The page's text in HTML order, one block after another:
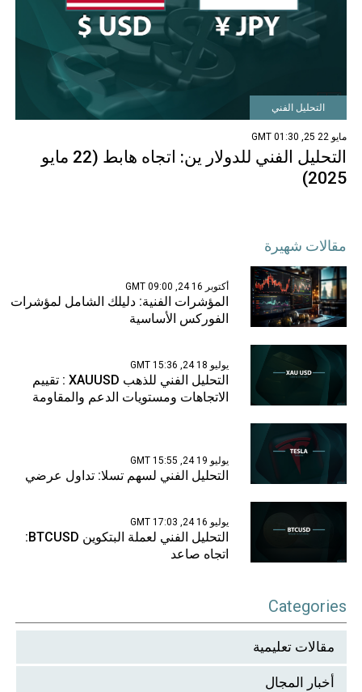
التحليل الفني
مايو 22 25, 01:30 GMT
التحليل الفني للدولار ين: اتجاه هابط (22 مايو
2025)
مقالات شهيرة
أكتوبر 16 24, 09:00 GMT
المؤشرات الفنية: دليلك الشامل لمؤشرات
الفوركس الأساسية
يوليو 18 24, 15:36 GMT
التحليل الفني للذهب XAUUSD : تقييم
الاتجاهات ومستويات الدعم والمقاومة
يوليو 19 24, 15:55 GMT
التحليل الفني لسهم تسلا: تداول عرضي
يوليو 16 24, 17:03 GMT
التحليل الفني لعملة البتكوين BTCUSD:
اتجاه صاعد
Categories
مقالات تعليمية
أخبار المجال